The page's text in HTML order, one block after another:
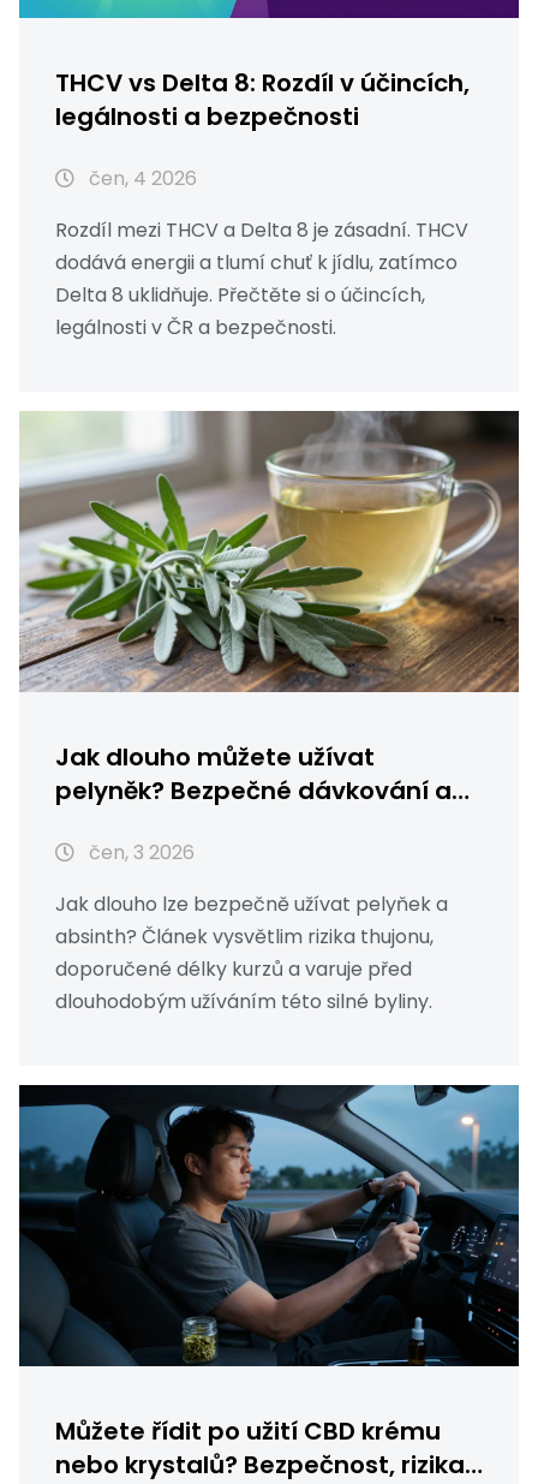
THCV vs Delta 8: Rozdíl v účincích,
legálnosti a bezpečnosti
čen, 4 2026
Rozdíl mezi THCV a Delta 8 je zásadní. THCV
dodává energii a tlumí chuť k jídlu, zatímco
Delta 8 uklidňuje. Přečtěte si o účincích,
legálnosti v ČR a bezpečnosti.
Jak dlouho můžete užívat
pelyněk? Bezpečné dávkování a
čen, 3 2026
Jak dlouho lze bezpečně užívat pelyňek a
absinth? Článek vysvětlim rizika thujonu,
doporučené délky kurzů a varuje před
dlouhodobým užíváním této silné byliny.
Můžete řídit po užití CBD krému
nebo krystalů? Bezpečnost, rizika